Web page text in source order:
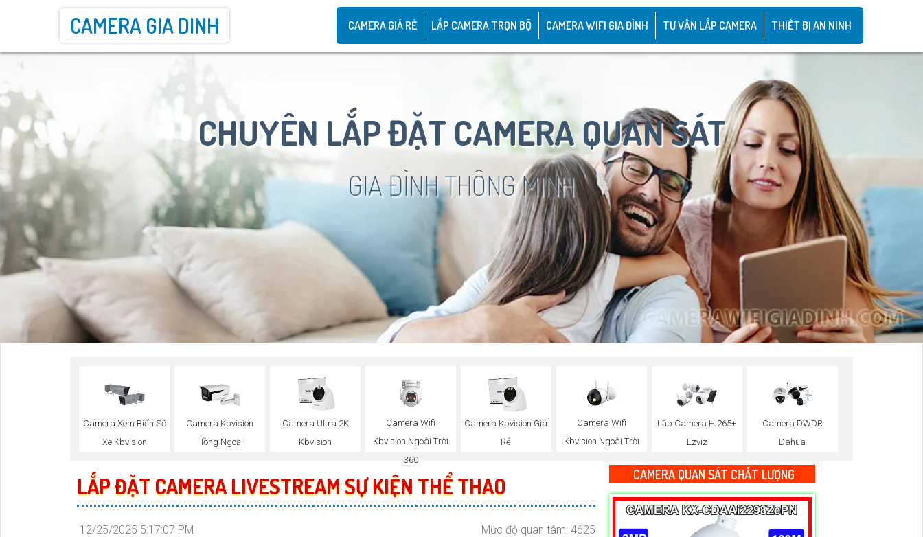
CAMERA GIA DINH CAMERA GIÁ RẺ LẮP CAMERA TRỌN BỘ CAMERA WIFI GIA ĐÌNH TƯ VẤN LẮP CAMERA THIẾT BỊ AN NINH
CHUYÊN LẮP ĐẶT CAMERA QUAN SÁT
GIA ĐÌNH THÔNG MINH
Camera Xem Biển Số
Xe Kbvision
Camera Kbvision
Hồng Ngoại
Camera Ultra 2K
Kbvision
Camera Wifi
Kbvision Ngoài Trời
360
Camera Kbvision Giá
Rẻ
Camera Wifi
Kbvision Ngoài Trời
Lắp Camera H.265+
Ezviz
Camera DWDR
Dahua
LẮP ĐẶT CAMERA LIVESTREAM SỰ KIỆN THỂ THAO
12/25/2025 5:17:07 PM Mức độ quan tâm: 4625
CAMERA QUAN SÁT CHẤT LƯỢNG